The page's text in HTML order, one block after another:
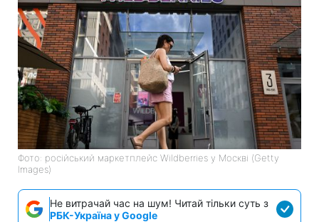
Фото: російський маркетплейс Wildberries у Москві (Getty
Images)
Не витрачай час на шум! Читай тільки суть з
РБК-Україна у Google